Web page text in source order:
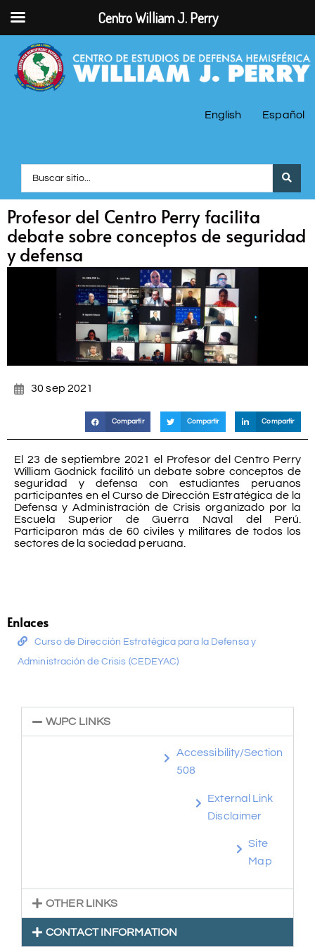
English Español
Profesor del Centro Perry facilita
debate sobre conceptos de seguridad
y defensa
30 sep 2021
Compartir Compartir Compartir
El 23 de septiembre 2021 el Profesor del Centro Perry
William Godnick facilitó un debate sobre conceptos de
seguridad y defensa con estudiantes peruanos
participantes en el Curso de Dirección Estratégica de la
Defensa y Administración de Crisis organizado por la
Escuela Superior de Guerra Naval del Perú.
Participaron más de 60 civiles y militares de todos los
sectores de la sociedad peruana.
Enlaces
Curso de Dirección Estratégica para la Defensa y
Administración de Crisis (CEDEYAC)
WJPC LINKS
Accessibility/Section
508
External Link
Disclaimer
Site
Map
OTHER LINKS
CONTACT INFORMATION
Centro William J. Perry